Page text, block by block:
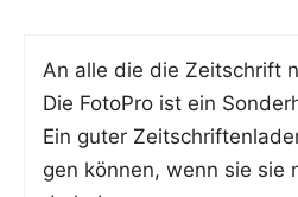
An alle die die Zeit­schrift
Die Foto­Pro ist ein
Ein guter
gen kön­nen, wenn sie sie